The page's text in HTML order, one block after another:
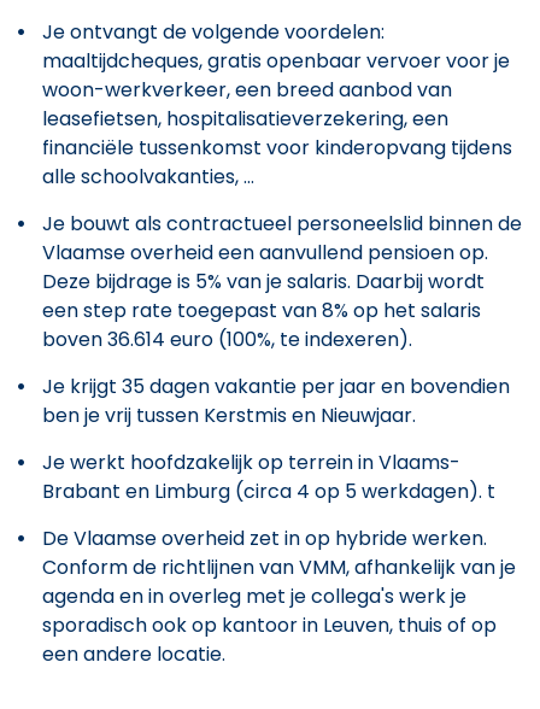
Je ontvangt de volgende voordelen:
maaltijdcheques, gratis openbaar vervoer voor je
woon-werkverkeer, een breed aanbod van
leasefietsen, hospitalisatieverzekering, een
financiële tussenkomst voor kinderopvang tijdens
alle schoolvakanties, ...
Je bouwt als contractueel personeelslid binnen de
Vlaamse overheid een aanvullend pensioen op.
Deze bijdrage is 5% van je salaris. Daarbij wordt
een step rate toegepast van 8% op het salaris
boven 36.614 euro (100%, te indexeren).
Je krijgt 35 dagen vakantie per jaar en bovendien
ben je vrij tussen Kerstmis en Nieuwjaar.
Je werkt hoofdzakelijk op terrein in Vlaams-
Brabant en Limburg (circa 4 op 5 werkdagen). t
De Vlaamse overheid zet in op hybride werken.
Conform de richtlijnen van VMM, afhankelijk van je
agenda en in overleg met je collega's werk je
sporadisch ook op kantoor in Leuven, thuis of op
een andere locatie.